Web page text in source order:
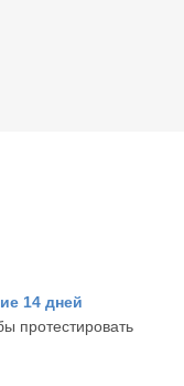
14 дней
протестировать